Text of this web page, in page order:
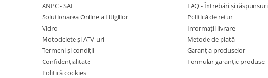
Protecții Camere
ANPC - SAL
Solutionarea Online a Litigiilor
Vidro
Motociclete și ATV-uri
Termeni și condiții
Confidențialitate
Politică cookies
FAQ - Întrebări și răspunsuri
Politică de retur
Informații livrare
Metode de plată
Garanția produselor
Formular garanție produse